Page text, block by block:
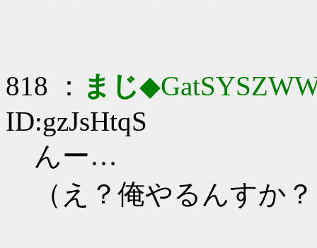
818 ： まじ
ID:gzJsHtqS
んー…
（え？俺やるんすか